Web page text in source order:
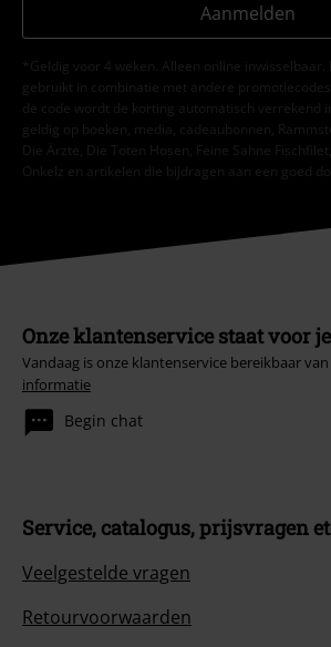
Aanmelden
*Geldig voor 4 weken. Alleen online inwisselbaar.
gebruikt in combinatie met andere
de code wordt de korting automatisch verrekend
geldig op boeken, media, cadeaubonnen,
Die Ärzte, Die Toten Hosen, Feine Sahne
Onkelz en artikelen die bijdragen aan een goed
Onze klantenservice staat voor
Vandaag is onze klantenservice bereikbaar van
informatie
Begin chat
Service, catalogus, prijsvragen
Veelgestelde vragen
Retourvoorwaarden